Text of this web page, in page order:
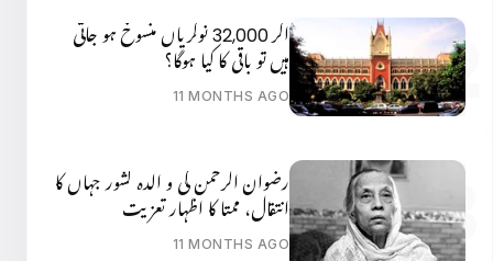
اگر 32,000 نوکریاں منسوخ ہو جاتی
ہیں تو باقی کا کیا ہوگا؟
11 MONTHS AGO
رضوان الرحمن کی و الدہ کشور جہاں کا
انتقال، ممتا کا اظہار تعزیت
11 MONTHS AGO